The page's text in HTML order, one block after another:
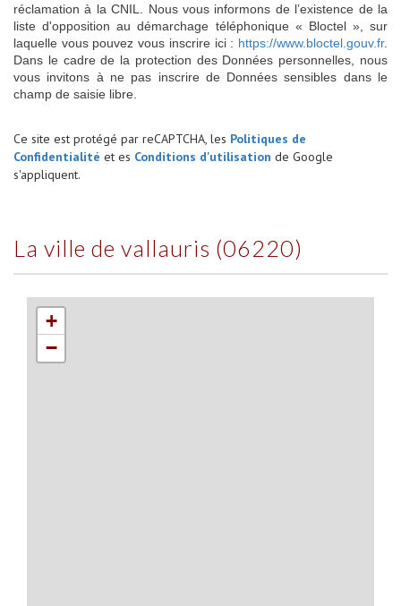
réclamation à la CNIL. Nous vous informons de l’existence de la
liste d'opposition au démarchage téléphonique « Bloctel », sur
laquelle vous pouvez vous inscrire ici : https://www.bloctel.gouv.fr.
Dans le cadre de la protection des Données personnelles, nous
vous invitons à ne pas inscrire de Données sensibles dans le
champ de saisie libre.
Ce site est protégé par reCAPTCHA, les Politiques de
Confidentialité et es Conditions d'utilisation de Google
s'appliquent.
la ville de vallauris (06220)
+
−